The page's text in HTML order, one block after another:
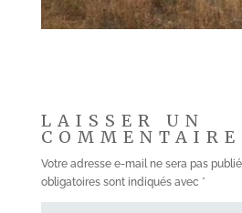
LAISSER UN
COMMENTAIRE
Votre adresse e-mail ne sera pas
obligatoires sont indiqués avec *